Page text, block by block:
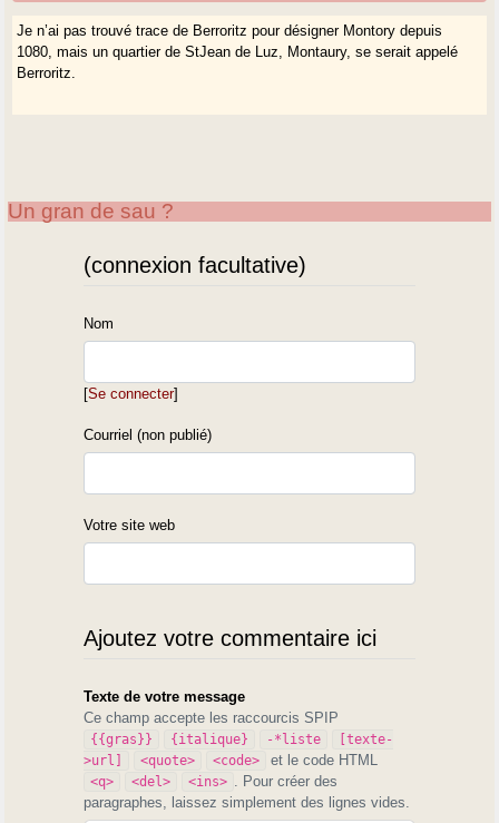
Je n’ai pas trouvé trace de Berroritz pour désigner Montory depuis
1080, mais un quartier de StJean de Luz, Montaury, se serait appelé
Berroritz.
Un gran de sau ?
(connexion facultative)
Nom
[Se connecter]
Courriel (non publié)
Votre site web
Ajoutez votre commentaire ici
Texte de votre message
Ce champ accepte les raccourcis SPIP
{{gras}} {italique} -*liste
[texte-
>url]
<quote> <code> et le code HTML
<q> <del> <ins>
. Pour créer des
paragraphes, laissez simplement des lignes vides.